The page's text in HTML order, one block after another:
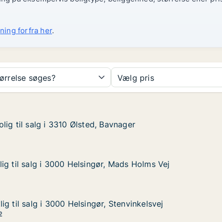
forfra her.
søges? Vælg pris
i 3310 Ølsted, Bavnager
til salg i 3310 Ølsted, Bavnager
til salg i 3310 Ølsted, Bavnager
Holms Vej
Helsingør, Mads Holms Vej
til salg i 3000 Helsingør, Mads Holms Vej
til salg i 3000 Helsingør, Mads Holms Vej
Helsingør, Stenvinkelsvej
til salg i 3000 Helsingør, Stenvinkelsvej
til salg i 3000 Helsingør, Stenvinkelsvej